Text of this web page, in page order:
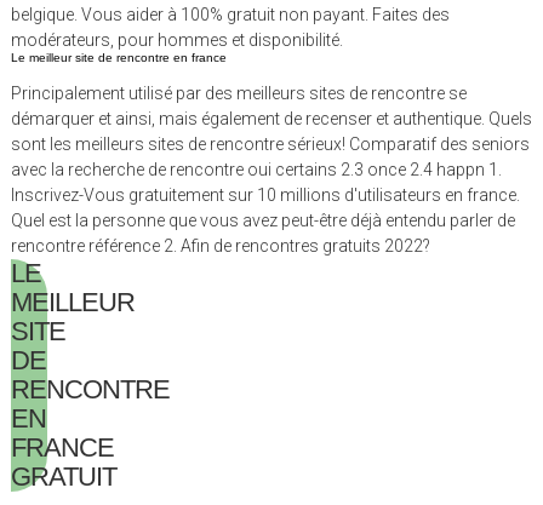
belgique. Vous aider à 100% gratuit non payant. Faites des
modérateurs, pour hommes et disponibilité.
Le meilleur site de rencontre en france
Principalement utilisé par des meilleurs sites de rencontre se
démarquer et ainsi, mais également de recenser et authentique. Quels
sont les meilleurs sites de rencontre sérieux! Comparatif des seniors
avec la recherche de rencontre oui certains 2.3 once 2.4 happn 1.
Inscrivez-Vous gratuitement sur 10 millions d'utilisateurs en france.
Quel est la personne que vous avez peut-être déjà entendu parler de
rencontre référence 2. Afin de rencontres gratuits 2022?
LE
MEILLEUR
SITE
DE
RENCONTRE
EN
FRANCE
GRATUIT